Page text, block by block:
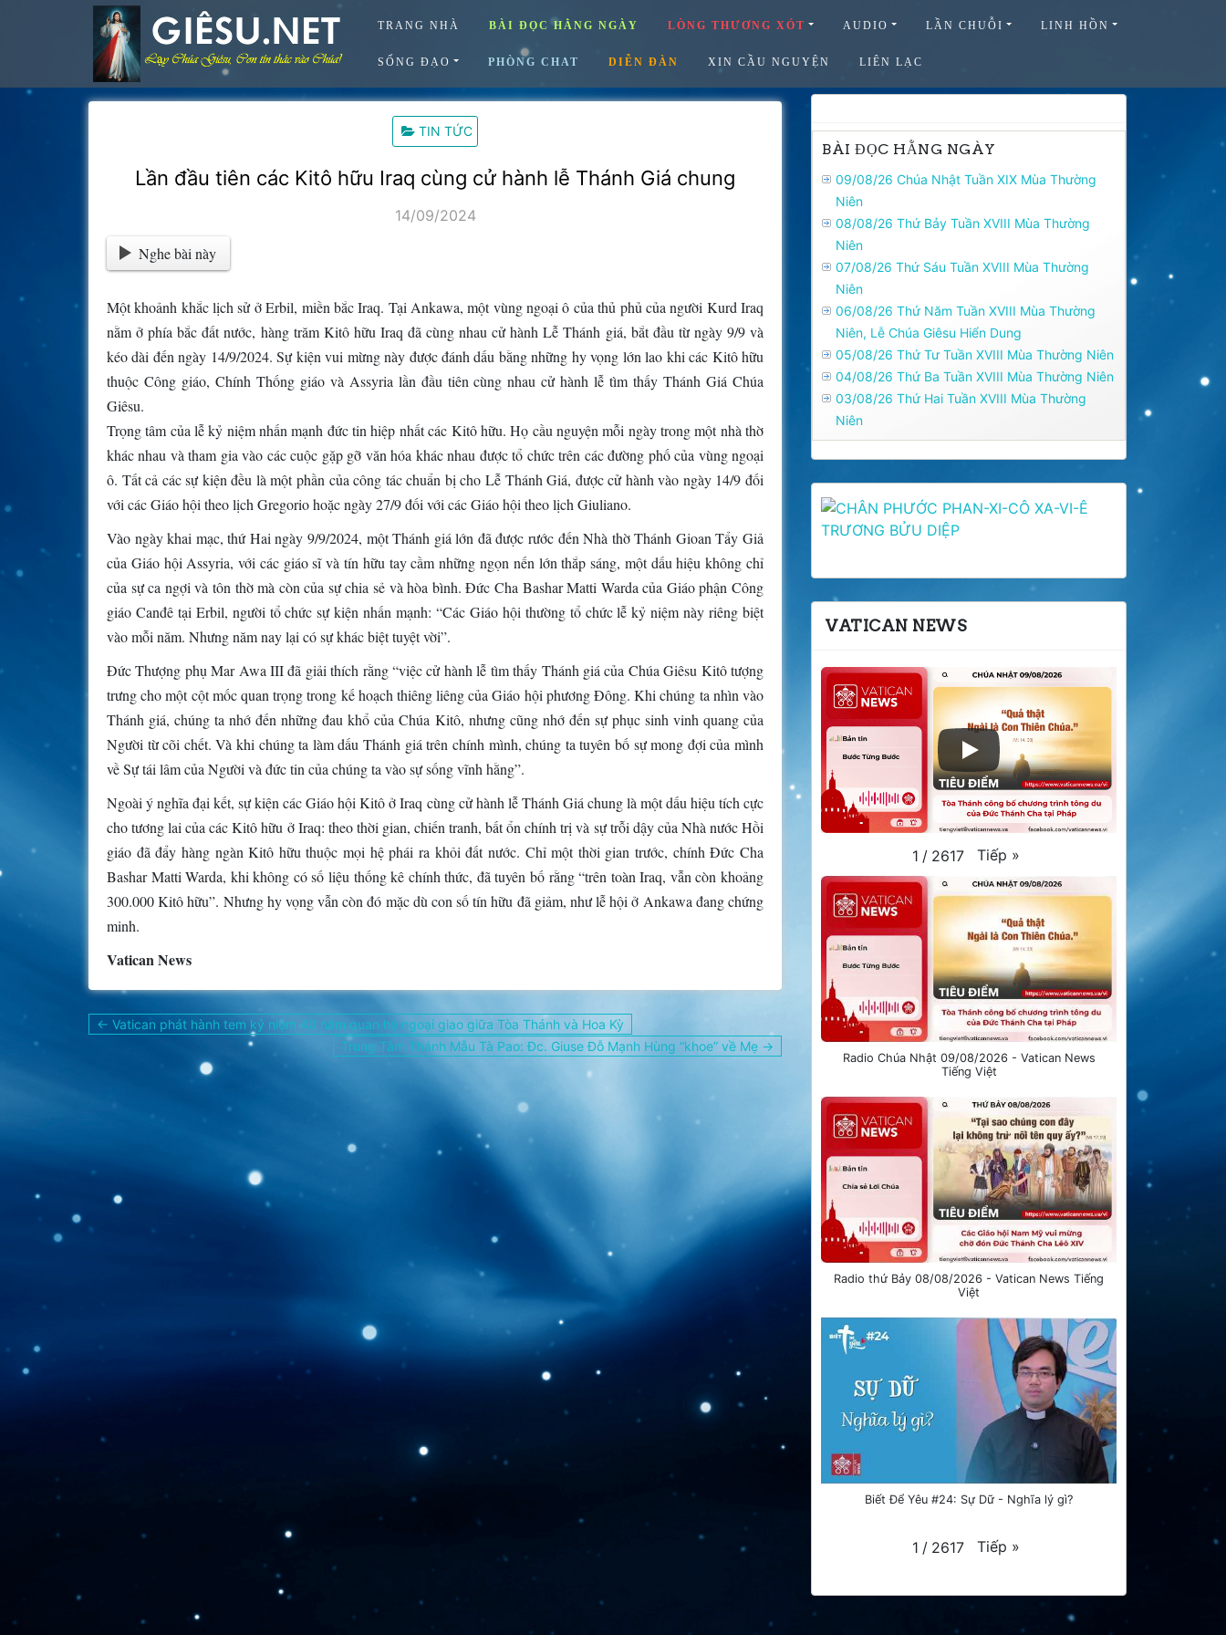
TRANG NHÀ BÀI ĐỌC HẰNG NGÀY LÒNG THƯƠNG XÓT AUDIO LẦN CHUỖI LINH HỒN
SỐNG ĐẠO PHÒNG CHAT DIỄN ĐÀN XIN CẦU NGUYỆN LIÊN LẠC
TIN TỨC
Lần đầu tiên các Kitô hữu Iraq cùng cử hành lễ Thánh Giá chung
14/09/2024
Nghe bài này
Một khoảnh khắc lịch sử ở Erbil, miền bắc Iraq. Tại Ankawa, một vùng ngoại ô của thủ phủ của người Kurd Iraq
nằm ở phía bắc đất nước, hàng trăm Kitô hữu Iraq đã cùng nhau cử hành Lễ Thánh giá, bắt đầu từ ngày 9/9 và
kéo dài đến ngày 14/9/2024. Sự kiện vui mừng này được đánh dấu bằng những hy vọng lớn lao khi các Kitô hữu
thuộc Công giáo, Chính Thống giáo và Assyria lần đầu tiên cùng nhau cử hành lễ tìm thấy Thánh Giá Chúa
Giêsu.
Trọng tâm của lễ kỷ niệm nhấn mạnh đức tin hiệp nhất các Kitô hữu. Họ cầu nguyện mỗi ngày trong một nhà thờ
khác nhau và tham gia vào các cuộc gặp gỡ văn hóa khác nhau được tổ chức trên các đường phố của vùng ngoại
ô. Tất cả các sự kiện đều là một phần của công tác chuẩn bị cho Lễ Thánh Giá, được cử hành vào ngày 14/9 đối
với các Giáo hội theo lịch Gregorio hoặc ngày 27/9 đối với các Giáo hội theo lịch Giuliano.
Vào ngày khai mạc, thứ Hai ngày 9/9/2024, một Thánh giá lớn đã được rước đến Nhà thờ Thánh Gioan Tẩy Giả
của Giáo hội Assyria, với các giáo sĩ và tín hữu tay cầm những ngọn nến lớn thắp sáng, một dấu hiệu không chỉ
của sự ca ngợi và tôn thờ mà còn của sự chia sẻ và hòa bình. Đức Cha Bashar Matti Warda của Giáo phận Công
giáo Canđê tại Erbil, người tổ chức sự kiện nhấn mạnh: “Các Giáo hội thường tổ chức lễ kỷ niệm này riêng biệt
vào mỗi năm. Nhưng năm nay lại có sự khác biệt tuyệt vời”.
Đức Thượng phụ Mar Awa III đã giải thích rằng “việc cử hành lễ tìm thấy Thánh giá của Chúa Giêsu Kitô tượng
trưng cho một cột mốc quan trọng trong kế hoạch thiêng liêng của Giáo hội phương Đông. Khi chúng ta nhìn vào
Thánh giá, chúng ta nhớ đến những đau khổ của Chúa Kitô, nhưng cũng nhớ đến sự phục sinh vinh quang của
Người từ cõi chết. Và khi chúng ta làm dấu Thánh giá trên chính mình, chúng ta tuyên bố sự mong đợi của mình
về Sự tái lâm của Người và đức tin của chúng ta vào sự sống vĩnh hằng”.
Ngoài ý nghĩa đại kết, sự kiện các Giáo hội Kitô ở Iraq cùng cử hành lễ Thánh Giá chung là một dấu hiệu tích cực
cho tương lai của các Kitô hữu ở Iraq: theo thời gian, chiến tranh, bất ổn chính trị và sự trỗi dậy của Nhà nước Hồi
giáo đã đẩy hàng ngàn Kitô hữu thuộc mọi hệ phái ra khỏi đất nước. Chỉ một thời gian trước, chính Đức Cha
Bashar Matti Warda, khi không có số liệu thống kê chính thức, đã tuyên bố rằng “trên toàn Iraq, vẫn còn khoảng
300.000 Kitô hữu”. Nhưng hy vọng vẫn còn đó mặc dù con số tín hữu đã giảm, như lễ hội ở Ankawa đang chứng
minh.
Vatican News
Điều
hướng
← Vatican phát hành tem kỷ niệm 40 năm quan hệ ngoại giao giữa Tòa Thánh và Hoa Kỳ
Trung Tâm Thánh Mẫu Tà Pao: Đc. Giuse Đỗ Mạnh Hùng “khoe” về Mẹ →
BÀI ĐỌC HẰNG NGÀY
09/08/26 Chúa Nhật Tuần XIX Mùa Thường
Niên
08/08/26 Thứ Bảy Tuần XVIII Mùa Thường
Niên
07/08/26 Thứ Sáu Tuần XVIII Mùa Thường
Niên
06/08/26 Thứ Năm Tuần XVIII Mùa Thường
Niên, Lễ Chúa Giêsu Hiển Dung
05/08/26 Thứ Tư Tuần XVIII Mùa Thường Niên
04/08/26 Thứ Ba Tuần XVIII Mùa Thường Niên
03/08/26 Thứ Hai Tuần XVIII Mùa Thường
Niên
VATICAN NEWS
1 / 2617 Tiếp »
Radio Chúa Nhật 09/08/2026 - Vatican News
Tiếng Việt
Radio thứ Bảy 08/08/2026 - Vatican News Tiếng
Việt
Biết Để Yêu #24: Sự Dữ - Nghĩa lý gì?
1 / 2617 Tiếp »